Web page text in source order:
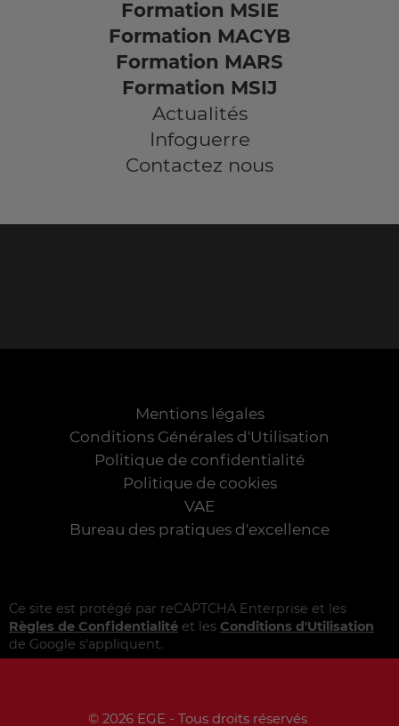
Formation MSIE
Formation MACYB
Formation MARS
Formation MSIJ
Actualités
Infoguerre
Contactez nous
Mentions légales
Conditions Générales d'Utilisation
Politique de confidentialité
Politique de cookies
VAE
Bureau des pratiques d'excellence
Ce site est protégé par reCAPTCHA Enterprise et les
Règles de Confidentialité et les Conditions d'Utilisation
de Google s'appliquent.
© 2026 EGE - Tous droits réservés